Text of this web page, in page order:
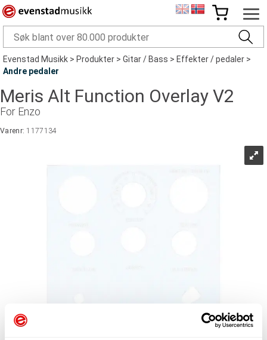
Evenstad Musikk>Produkter>Gitar / Bass>Effekter / pedaler>
Andre pedaler
Meris Alt Function Overlay V2
For Enzo
Varenr:1177134